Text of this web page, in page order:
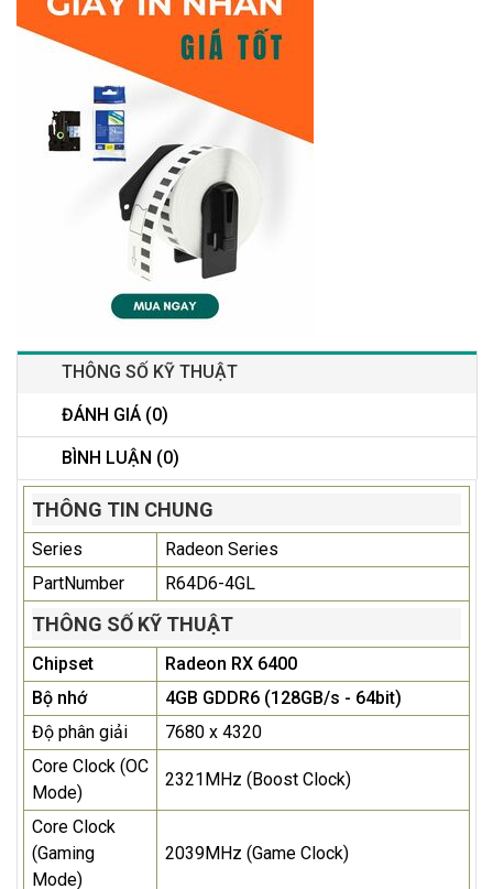
THÔNG SỐ KỸ THUẬT
ĐÁNH GIÁ (0)
BÌNH LUẬN (0)
THÔNG TIN CHUNG
Series
Radeon Series
PartNumber
R64D6-4GL
THÔNG SỐ KỸ THUẬT
Chipset
Radeon RX 6400
Bộ nhớ
4GB GDDR6 (128GB/s - 64bit)
Độ phân giải
7680 x 4320
Core Clock (OC
Mode)
2321MHz (Boost Clock)
Core Clock
(Gaming
Mode)
2039MHz (Game Clock)